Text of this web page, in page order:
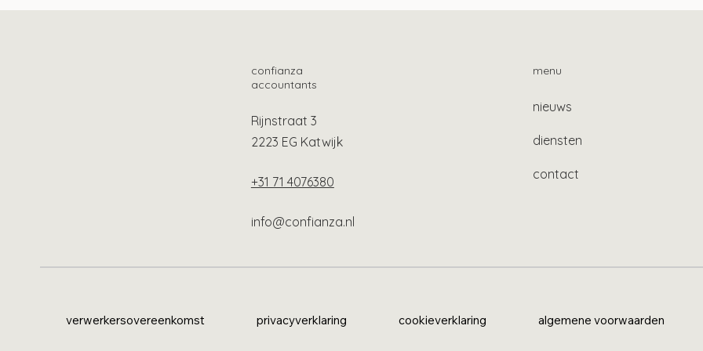
confianza
accountants
Rijnstraat 3
2223 EG Katwijk
+31 71 4076380
info@confianza.nl
menu
nieuws
diensten
contact
verwerkersovereenkomst privacyverklaring cookieverklaring algemene voorwaarden